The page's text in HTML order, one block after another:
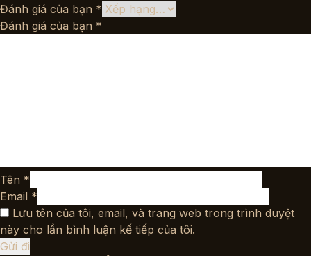
Đánh giá của bạn *
Đánh giá của bạn *
Tên *
Email *
Lưu tên của tôi, email, và trang web trong trình duyệt
này cho lần bình luận kế tiếp của tôi.